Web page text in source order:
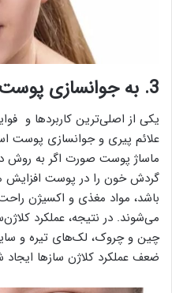
3. به جوانسازی پوست کمک می‌کند
یکی از اصلی‌ترین کاربردها و
علائم پیری و جوانسازی پوست
ماساژ پوست صورت اگر به روش
گردش خون را در پوست
باشد، مواد مغذی و اکسیژن
می‌شوند. در نتیجه، عملکرد
چین و چروک، لک‌های تیره و
ضعف عملکرد کلاژن سازها ایجاد